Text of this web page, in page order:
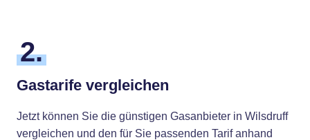
2.
Gastarife vergleichen
Jetzt können Sie die günstigen Gasanbieter in Wilsdruff
vergleichen und den für Sie passenden Tarif anhand